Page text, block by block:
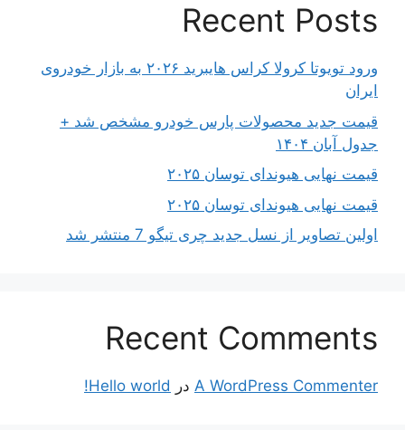
Recent Posts
ورود تویوتا کرولا کراس هایبرید ۲۰۲۶ به بازار خودروی
ایران
قیمت جدید محصولات پارس خودرو مشخص شد +
جدول آبان ۱۴۰۴
قیمت نهایی هیوندای توسان ۲۰۲۵
قیمت نهایی هیوندای توسان ۲۰۲۵
اولین تصاویر از نسل جدید چری تیگو 7 منتشر شد
Recent Comments
A WordPress Commenter در Hello world!